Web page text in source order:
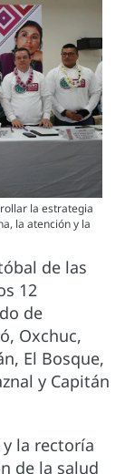
la estrategia
la atención y la
de las
12
de
Oxchuc,
El Bosque,
y Capitán
la rectoría
de la salud